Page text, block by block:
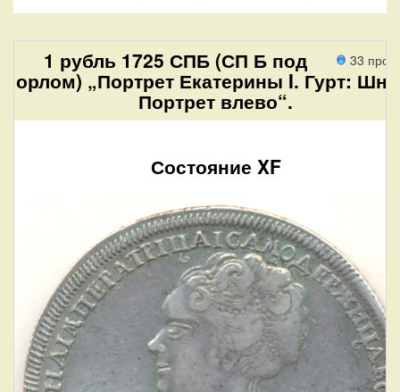
33
1 рубль 1725 СПБ (СП Б под
орлом) „Портрет Екатерины I. Гурт:
Портрет влево“.
Состояние XF